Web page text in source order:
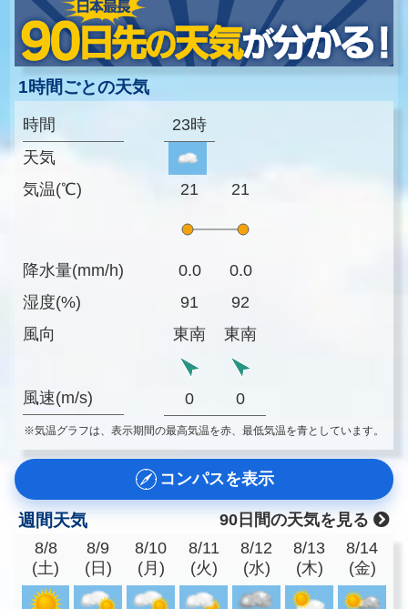
1時間ごとの天気
時間
天気
気温(℃)
降水量(mm/h)
湿度(%)
風向
風速(m/s)
23時
21 21
0.0
0.0
91
92
東南
東南
0 0
※気温グラフは、表示期間の最高気温を赤、最低気温を青としています。
コンパスを表示
週間天気
90日間の天気を見る
8/8
(土)
8/9
(日)
8/10
(月)
8/11
(火)
8/12
(水)
8/13
(木)
8/14
(金)